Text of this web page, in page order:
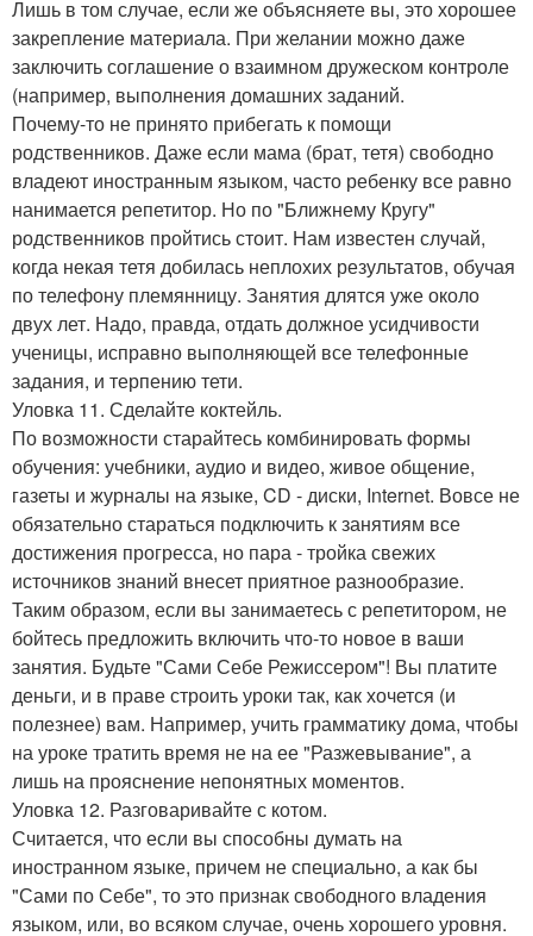
Лишь в том случае, если же объясняете вы, это хорошее
закрепление материала. При желании можно даже
заключить соглашение о взаимном дружеском контроле
(например, выполнения домашних заданий.
Почему-то не принято прибегать к помощи
родственников. Даже если мама (брат, тетя) свободно
владеют иностранным языком, часто ребенку все равно
нанимается репетитор. Но по "Ближнему Кругу"
родственников пройтись стоит. Нам известен случай,
когда некая тетя добилась неплохих результатов, обучая
по телефону племянницу. Занятия длятся уже около
двух лет. Надо, правда, отдать должное усидчивости
ученицы, исправно выполняющей все телефонные
задания, и терпению тети.
Уловка 11. Сделайте коктейль.
По возможности старайтесь комбинировать формы
обучения: учебники, аудио и видео, живое общение,
газеты и журналы на языке, CD - диски, Internet. Вовсе не
обязательно стараться подключить к занятиям все
достижения прогресса, но пара - тройка свежих
источников знаний внесет приятное разнообразие.
Таким образом, если вы занимаетесь с репетитором, не
бойтесь предложить включить что-то новое в ваши
занятия. Будьте "Сами Себе Режиссером"! Вы платите
деньги, и в праве строить уроки так, как хочется (и
полезнее) вам. Например, учить грамматику дома, чтобы
на уроке тратить время не на ее "Разжевывание", а
лишь на прояснение непонятных моментов.
Уловка 12. Разговаривайте с котом.
Считается, что если вы способны думать на
иностранном языке, причем не специально, а как бы
"Сами по Себе", то это признак свободного владения
языком, или, во всяком случае, очень хорошего уровня.